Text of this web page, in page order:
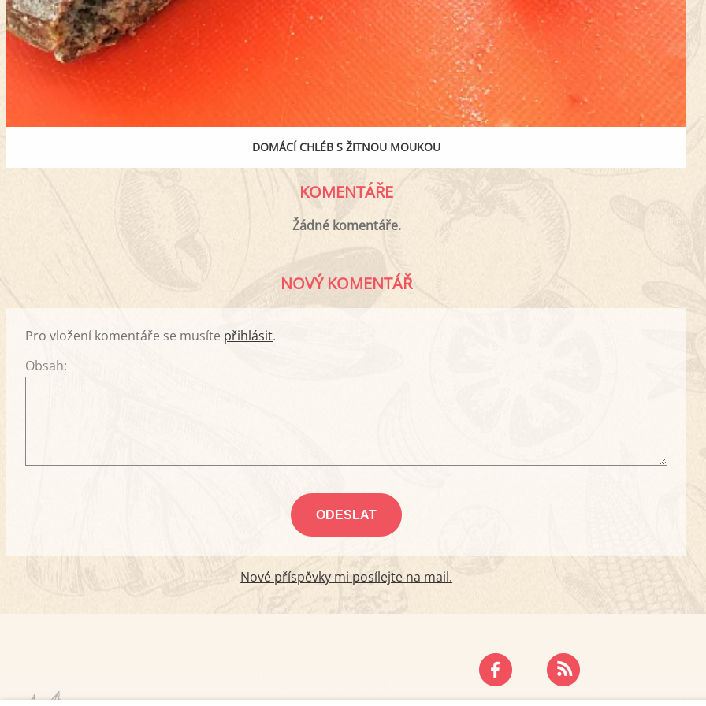
DOMÁCÍ CHLÉB S ŽITNOU MOUKOU
KOMENTÁŘE
Žádné komentáře.
NOVÝ KOMENTÁŘ
Pro vložení komentáře se musíte přihlásit.
Obsah:
Nové příspěvky mi posílejte na mail.